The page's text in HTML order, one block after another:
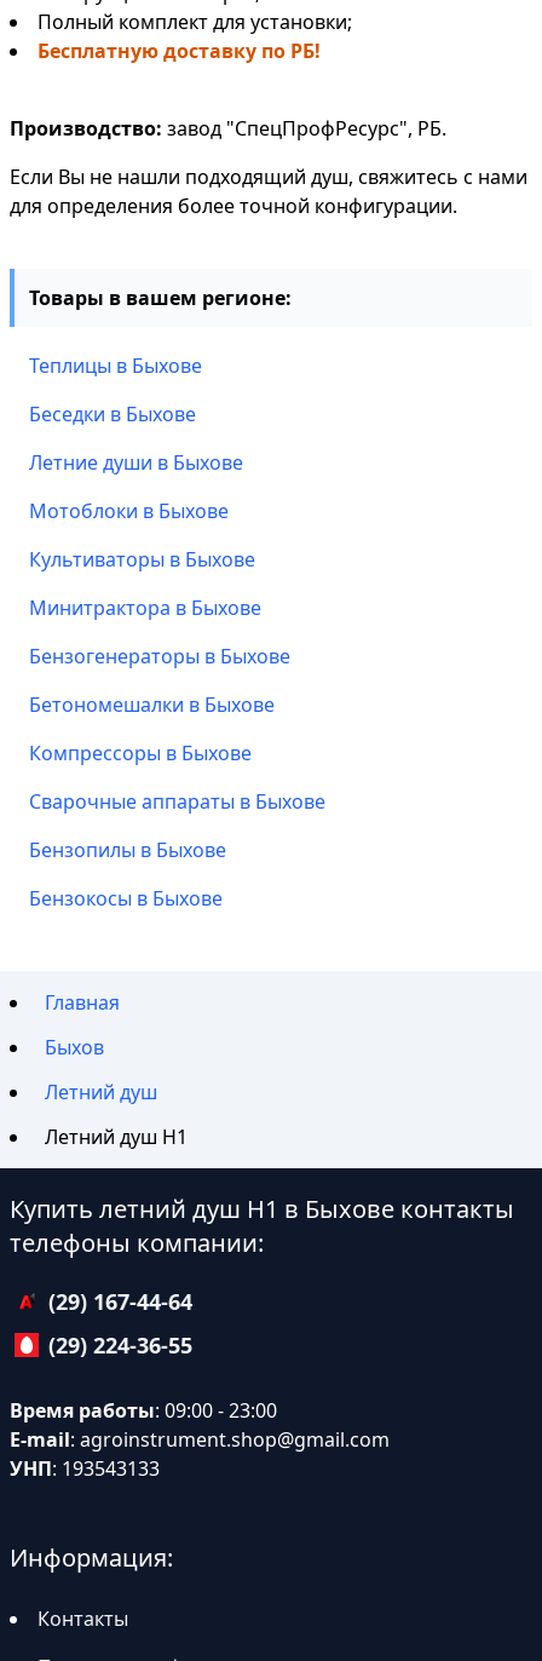
Полный комплект для установки;
Бесплатную доставку по РБ!
Производство: завод "СпецПрофРесурс", РБ.
Если Вы не нашли подходящий душ, свяжитесь с нами
для определения более точной конфигурации.
Товары в вашем регионе:
Теплицы в Быхове
Беседки в Быхове
Летние души в Быхове
Мотоблоки в Быхове
Культиваторы в Быхове
Минитрактора в Быхове
Бензогенераторы в Быхове
Бетономешалки в Быхове
Компрессоры в Быхове
Сварочные аппараты в Быхове
Бензопилы в Быхове
Бензокосы в Быхове
Главная
Быхов
Летний душ
Летний душ Н1
Купить летний душ Н1 в Быхове контакты
телефоны компании:
(29) 167-44-64
(29) 224-36-55
Время работы: 09:00 - 23:00
E-mail: agroinstrument.shop@gmail.com
УНП: 193543133
Информация:
Контакты